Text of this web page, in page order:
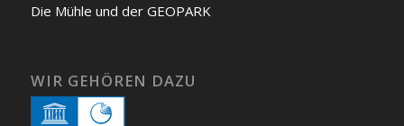
Die Müh­le und der GEOPARK
WIR GEHÖREN DAZU